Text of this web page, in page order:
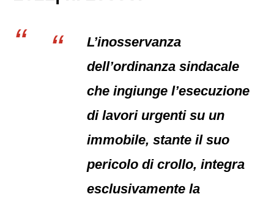
L’inosservanza
dell’ordinanza sindacale
che ingiunge l’esecuzione
di lavori urgenti su un
immobile, stante il suo
pericolo di crollo, integra
esclusivamente la